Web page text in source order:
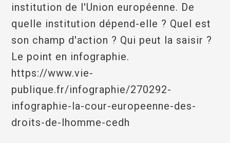
institution de l'Union européenne. De
quelle institution dépend-elle ? Quel est
son champ d'action ? Qui peut la saisir ?
Le point en infographie.
https://www.vie-
publique.fr/infographie/270292-
infographie-la-cour-europeenne-des-
droits-de-lhomme-cedh